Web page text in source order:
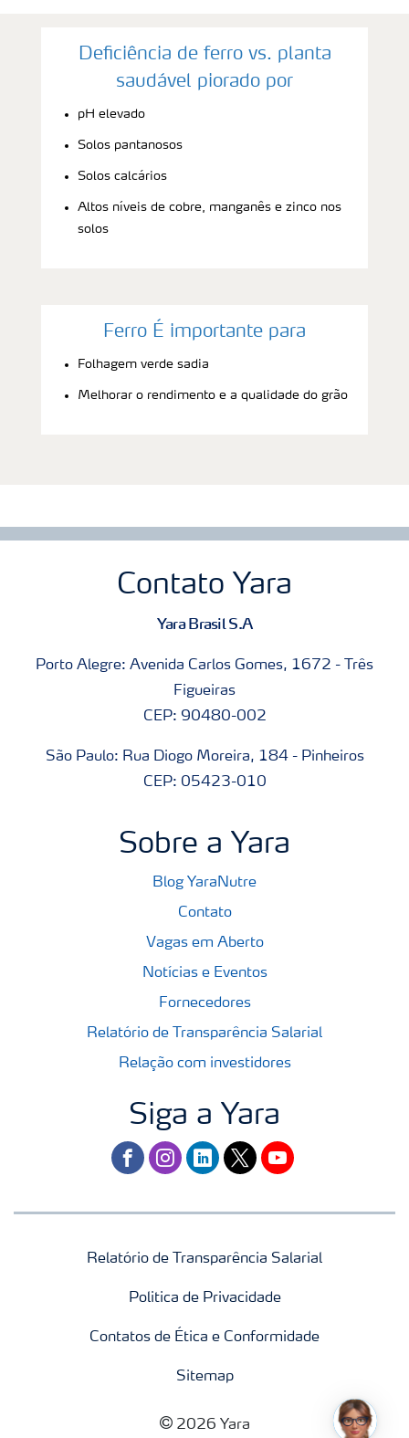
Deficiência de ferro vs. planta
saudável piorado por
pH elevado
Solos pantanosos
Solos calcários
Altos níveis de cobre, manganês e zinco nos
solos
Ferro É importante para
Folhagem verde sadia
Melhorar o rendimento e a qualidade do grão
Contato Yara
Yara Brasil S.A
Porto Alegre: Avenida Carlos Gomes, 1672 - Três
Figueiras
CEP: 90480-002
São Paulo: Rua Diogo Moreira, 184 - Pinheiros
CEP: 05423-010
Sobre a Yara
Blog YaraNutre
Contato
Vagas em Aberto
Notícias e Eventos
Fornecedores
Relatório de Transparência Salarial
Relação com investidores
Siga a Yara
facebookinstagram
linkedintwitteryoutube
Relatório de Transparência Salarial
Politica de Privacidade
Contatos de Ética e Conformidade
Sitemap
2026 Yara